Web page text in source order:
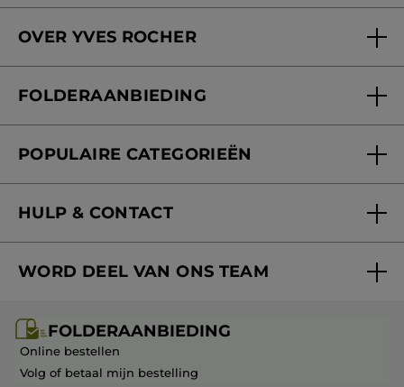
Verzorging in onze Schoonheidsinstituten
OVER YVES ROCHER
Onze beloften
Blog Act Beautiful
FOLDERAANBIEDING
POPULAIRE CATEGORIEËN
Aanbiedingen
Cadeau-ideeën
Kerstcollectie
HULP & CONTACT
Mijn geschenken
Veelgestelde vragen
Contact opnemen
WORD DEEL VAN ONS TEAM
Franchisenemer of bedrijfsleider worden
FOLDERAANBIEDING
Online bestellen
Volg of betaal mijn bestelling